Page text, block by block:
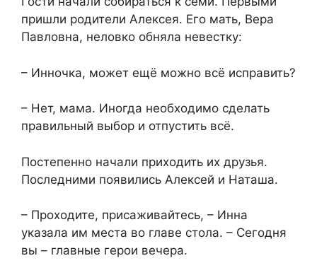
пришли родители Алексея. Его мать, Вера
Павловна, неловко обняла невестку:
– Инночка, может ещё можно всё исправить?
– Нет, мама. Иногда необходимо сделать
правильный выбор и отпустить всё.
Постепенно начали приходить их друзья.
Последними появились Алексей и Наташа.
– Проходите, присаживайтесь, – Инна
указала им места во главе стола. – Сегодня
вы – главные герои вечера.